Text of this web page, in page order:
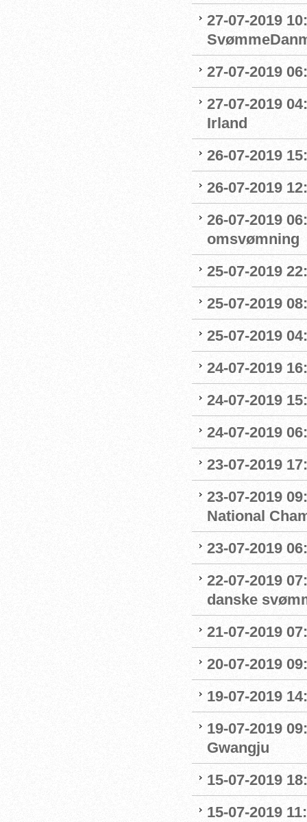
27-07-2019
27-07-2019
27-07-2019
Irland
26-07-2019
26-07-2019
26-07-2019
omsvømning
25-07-2019
25-07-2019
25-07-2019
24-07-2019
24-07-2019
24-07-2019
23-07-2019
23-07-2019
National
23-07-2019
22-07-2019
danske
21-07-2019
20-07-2019
19-07-2019
19-07-2019
Gwangju
15-07-2019
15-07-2019